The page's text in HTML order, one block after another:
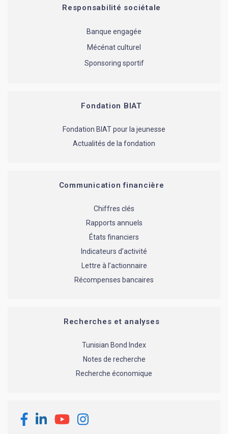
Responsabilité sociétale
Banque engagée
Mécénat culturel
Sponsoring sportif
Fondation BIAT
Fondation BIAT pour la jeunesse
Actualités de la fondation
Communication financière
Chiffres clés
Rapports annuels
États financiers
Indicateurs d’activité
Lettre à l’actionnaire
Récompenses bancaires
Recherches et analyses
Tunisian Bond Index
Notes de recherche
Recherche économique